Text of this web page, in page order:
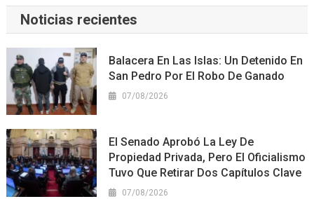
Noticias recientes
Balacera En Las Islas: Un Detenido En
San Pedro Por El Robo De Ganado
07/08/2026
El Senado Aprobó La Ley De
Propiedad Privada, Pero El Oficialismo
Tuvo Que Retirar Dos Capítulos Clave
07/08/2026